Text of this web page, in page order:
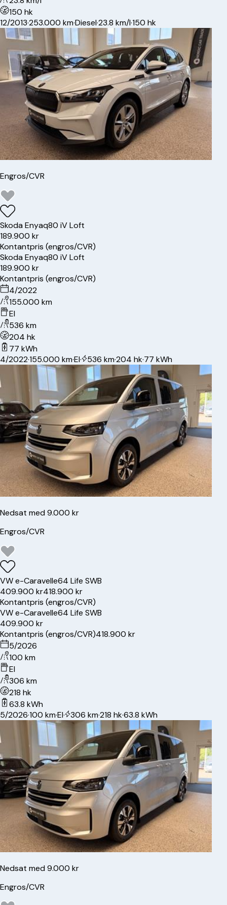
150 hk
12/2013·253.000 km·Diesel·23.8 km/l·150 hk
Engros/CVR
SkodaEnyaq80 iV Loft
189.900 kr
Kontantpris (engros/CVR)
SkodaEnyaq80 iV Loft
189.900 kr
Kontantpris (engros/CVR)
4/2022
155.000 km
El
536 km
204 hk
77 kWh
4/2022·155.000 km·El· 536 km·204 hk·77 kWh
Nedsat med 9.000 kr
Engros/CVR
VWe-Caravelle64 Life SWB
409.900 kr418.900 kr
Kontantpris (engros/CVR)
VWe-Caravelle64 Life SWB
409.900 kr
Kontantpris (engros/CVR)418.900 kr
5/2026
100 km
El
306 km
218 hk
63.8 kWh
5/2026·100 km·El· 306 km·218 hk·63.8 kWh
Nedsat med 9.000 kr
Engros/CVR